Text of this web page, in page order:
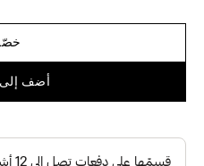
أضف إلى